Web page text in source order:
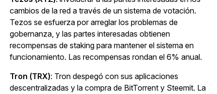
cambios de la red a través de un sistema de votación.
Tezos se esfuerza por arreglar los problemas de
gobernanza, y las partes interesadas obtienen
recompensas de staking para mantener el sistema en
funcionamiento. Las recompensas rondan el 6% anual.
Tron (TRX): Tron despegó con sus aplicaciones
descentralizadas y la compra de BitTorrent y Steemit. La